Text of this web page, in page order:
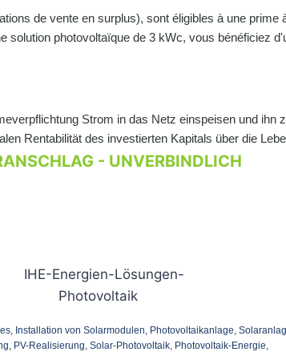
de vente en surplus), sont éligibles à une
solution photovoltaïque de 3 kWc, vous bénéficiez
Strom in das Netz einspeisen und ihn
Rentabilität des investierten Kapitals über die
- UNVERBINDLICH
Installation von Solarmodulen, Photovoltaikanlage,
PV-Realisierung, Solar-Photovoltaik, Photovoltaik-Energie,